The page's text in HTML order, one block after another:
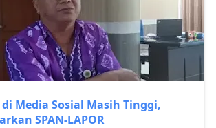
Media Sosial Masih Tinggi,
SPAN-LAPOR